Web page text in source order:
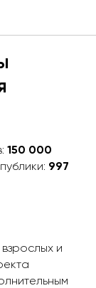
150 000
997
и